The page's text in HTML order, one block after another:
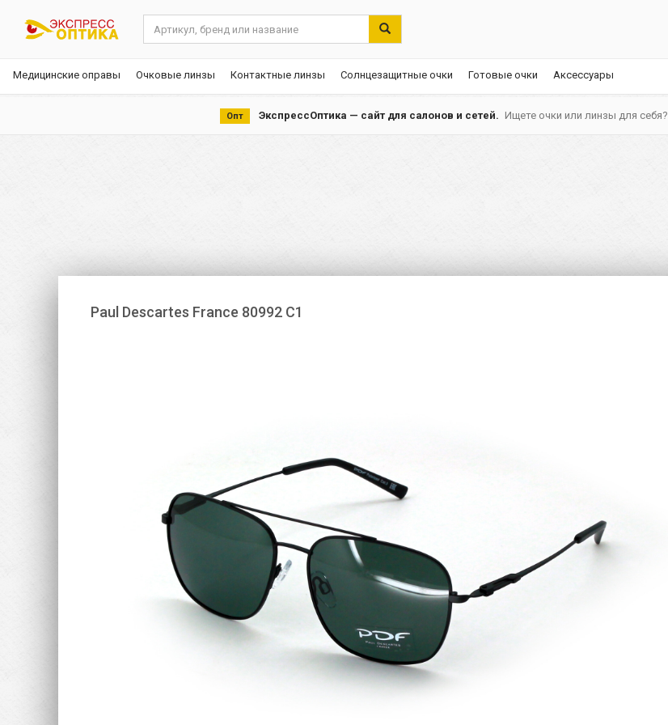
Медицинские оправы Очковые линзы Контактные линзы Солнцезащитные очки Готовые очки Аксессуары
Опт ЭкспрессОптика — сайт для салонов и сетей. Ищете очки или линзы для себя?
Paul Descartes France 80992 C1